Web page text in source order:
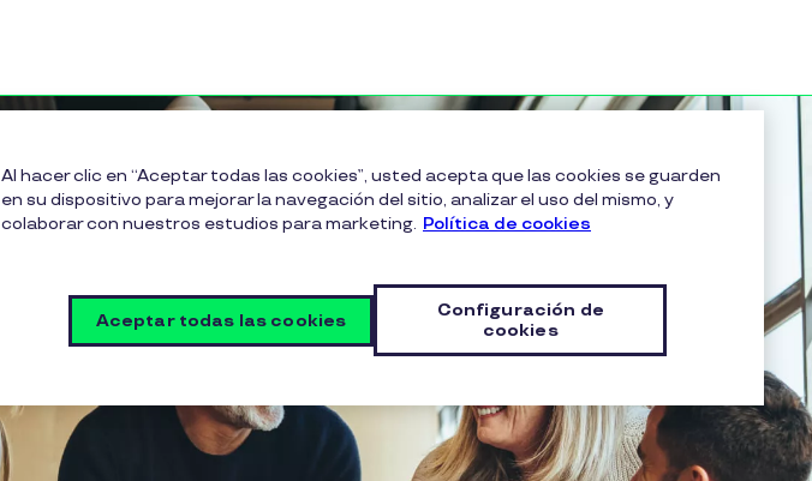
Al hacer clic en “Aceptar todas las cookies”, usted acepta que las cookies se guarden
en su dispositivo para mejorar la navegación del sitio, analizar el uso del mismo, y
colaborar con nuestros estudios para marketing. Política de cookies
Configuración de
cookies
Aceptar todas las cookies